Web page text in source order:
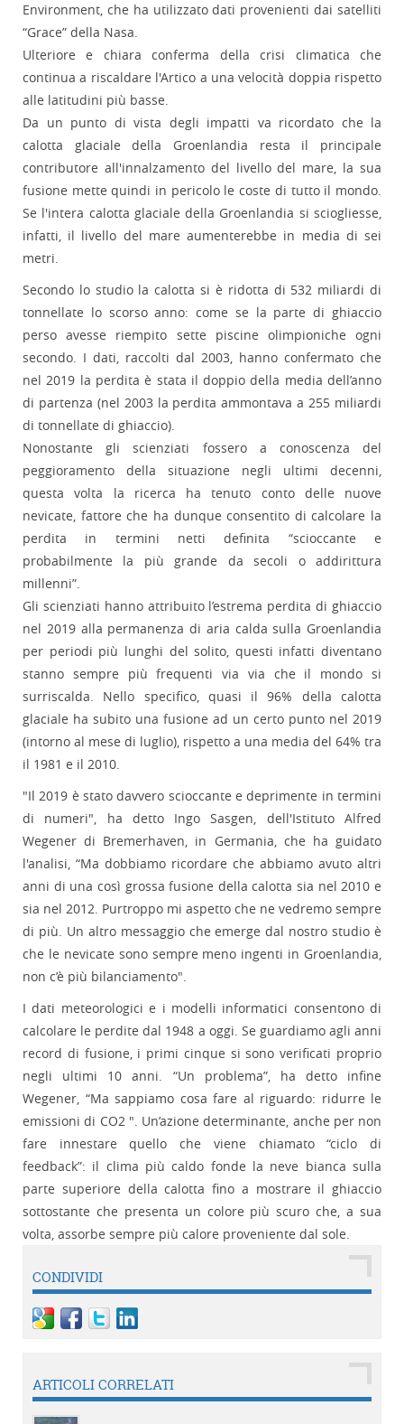
Environment, che ha utilizzato dati provenienti dai satelliti
“Grace” della Nasa.
Ulteriore e chiara conferma della crisi climatica che
continua a riscaldare l'Artico a una velocità doppia rispetto
alle latitudini più basse.
Da un punto di vista degli impatti va ricordato che la
calotta glaciale della Groenlandia resta il principale
contributore all'innalzamento del livello del mare, la sua
fusione mette quindi in pericolo le coste di tutto il mondo.
Se l'intera calotta glaciale della Groenlandia si sciogliesse,
infatti, il livello del mare aumenterebbe in media di sei
metri.
Secondo lo studio la calotta si è ridotta di 532 miliardi di
tonnellate lo scorso anno: come se la parte di ghiaccio
perso avesse riempito sette piscine olimpioniche ogni
secondo. I dati, raccolti dal 2003, hanno confermato che
nel 2019 la perdita è stata il doppio della media dell’anno
di partenza (nel 2003 la perdita ammontava a 255 miliardi
di tonnellate di ghiaccio).
Nonostante gli scienziati fossero a conoscenza del
peggioramento della situazione negli ultimi decenni,
questa volta la ricerca ha tenuto conto delle nuove
nevicate, fattore che ha dunque consentito di calcolare la
perdita in termini netti definita “scioccante e
probabilmente la più grande da secoli o addirittura
millenni”.
Gli scienziati hanno attribuito l’estrema perdita di ghiaccio
nel 2019 alla permanenza di aria calda sulla Groenlandia
per periodi più lunghi del solito, questi infatti diventano
stanno sempre più frequenti via via che il mondo si
surriscalda. Nello specifico, quasi il 96% della calotta
glaciale ha subito una fusione ad un certo punto nel 2019
(intorno al mese di luglio), rispetto a una media del 64% tra
il 1981 e il 2010.
"Il 2019 è stato davvero scioccante e deprimente in termini
di numeri", ha detto Ingo Sasgen, dell'Istituto Alfred
Wegener di Bremerhaven, in Germania, che ha guidato
l'analisi, “Ma dobbiamo ricordare che abbiamo avuto altri
anni di una così grossa fusione della calotta sia nel 2010 e
sia nel 2012. Purtroppo mi aspetto che ne vedremo sempre
di più. Un altro messaggio che emerge dal nostro studio è
che le nevicate sono sempre meno ingenti in Groenlandia,
non c’è più bilanciamento".
I dati meteorologici e i modelli informatici consentono di
calcolare le perdite dal 1948 a oggi. Se guardiamo agli anni
record di fusione, i primi cinque si sono verificati proprio
negli ultimi 10 anni. “Un problema”, ha detto infine
Wegener, “Ma sappiamo cosa fare al riguardo: ridurre le
emissioni di CO2 ". Un’azione determinante, anche per non
fare innestare quello che viene chiamato “ciclo di
feedback”: il clima più caldo fonde la neve bianca sulla
parte superiore della calotta fino a mostrare il ghiaccio
sottostante che presenta un colore più scuro che, a sua
volta, assorbe sempre più calore proveniente dal sole.
CONDIVIDI
ARTICOLI CORRELATI